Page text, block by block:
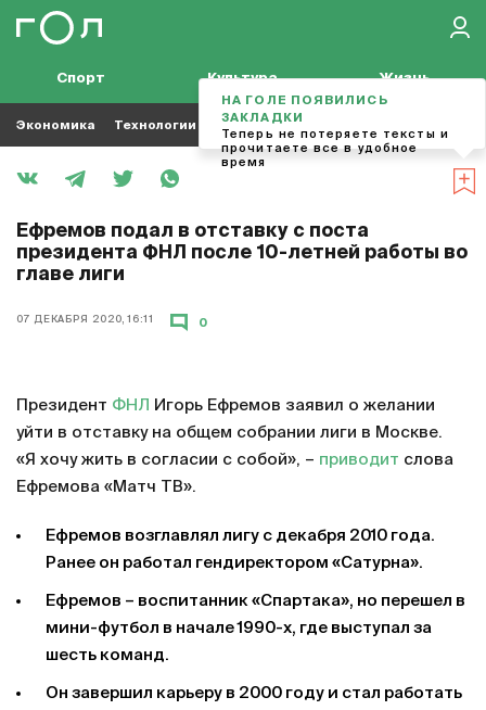
Спорт Культура Жизнь
Экономика Технологии Кино Футбол
Ефремов подал в отставку с поста
президента ФНЛ после 10-летней работы во
главе лиги
07 ДЕКАБРЯ 2020, 16:11 0
Президент ФНЛ Игорь Ефремов заявил о желании
уйти в отставку на общем собрании лиги в Москве.
«Я хочу жить в согласии с собой», – приводит слова
Ефремова «Матч ТВ».
Ефремов возглавлял лигу с декабря 2010 года.
Ранее он работал гендиректором «Сатурна».
Ефремов – воспитанник «Спартака», но перешел в
мини-футбол в начале 1990-х, где выступал за
шесть команд.
Он завершил карьеру в 2000 году и стал работать
НА ГОЛЕ ПОЯВИЛИСЬ
ЗАКЛАДКИ
Теперь не потеряете тексты и
прочитаете все в удобное
время